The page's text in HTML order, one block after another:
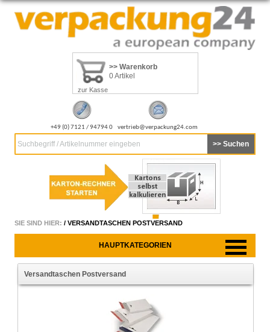
>> Warenkorb
0 Artikel
zur Kasse
+49 (0) 7121 / 94794 0 vertrieb@verpackung24.com
Suchbegriff / Artikelnummer eingeben
SIE SIND HIER: / VERSANDTASCHEN POSTVERSAND
HAUPTKATEGORIEN
Versandtaschen Postversand